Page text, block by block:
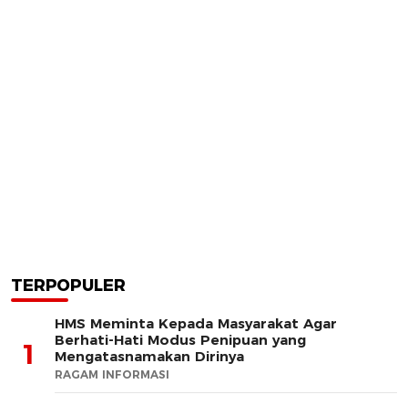
TERPOPULER
1
HMS Meminta Kepada Masyarakat Agar
Berhati-Hati Modus Penipuan yang
Mengatasnamakan Dirinya
RAGAM INFORMASI